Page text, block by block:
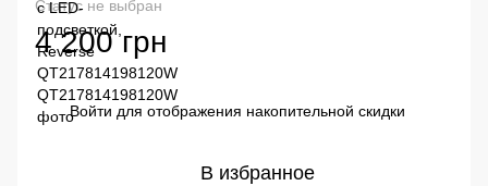
Статус не выбран
4 200 грн
% Войти для отображения накопительной скидки
В избранное